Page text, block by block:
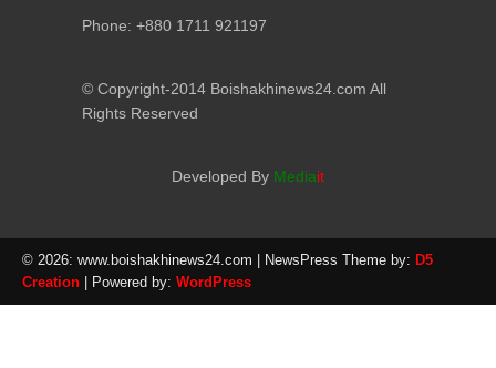
Phone: +880 1711 921197
© Copyright-2014 Boishakhinews24.com All
Rights Reserved
Developed By Mediait
© 2026: www.boishakhinews24.com | NewsPress Theme by: D5
Creation | Powered by: WordPress